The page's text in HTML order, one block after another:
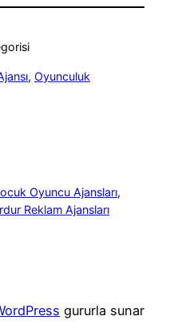
, Oyunculuk
Oyuncu Ajansları
Reklam Ajansları
gururla sunar